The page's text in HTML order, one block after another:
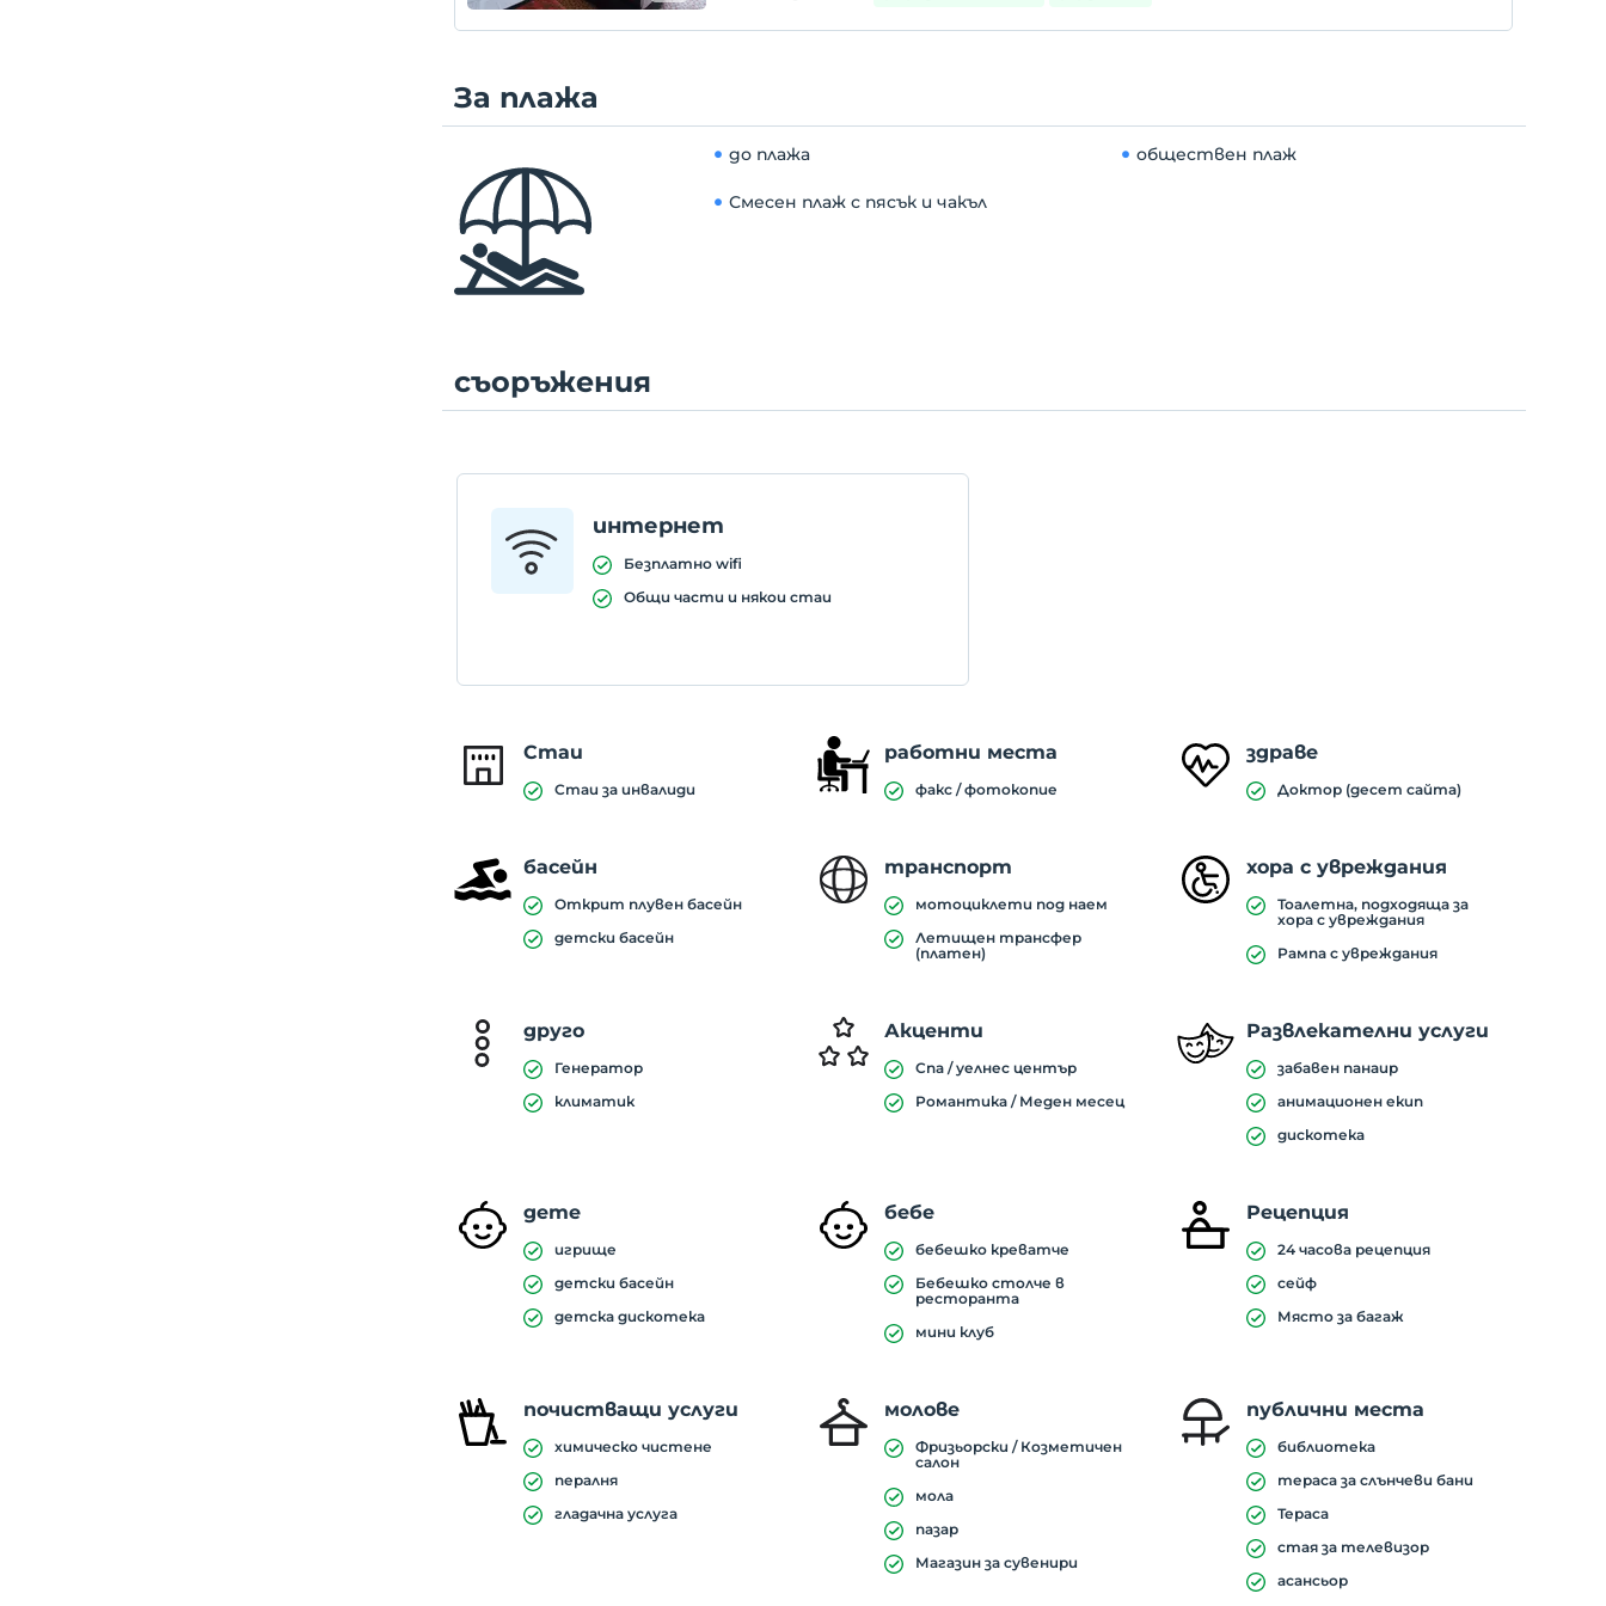
За плажа
до плажа обществен плаж
Смесен плаж с пясък и чакъл
съоръжения
интернет
Безплатно wifi
Общи части и някои стаи
Стаи
Стаи за инвалиди
работни места
факс / фотокопие
здраве
Доктор (десет сайта)
басейн
Открит плувен басейн
детски басейн
транспорт
мотоциклети под наем
Летищен трансфер
(платен)
хора с увреждания
Тоалетна, подходяща за
хора с увреждания
Рампа с увреждания
друго
Генератор
климатик
Акценти
Спа / уелнес център
Романтика / Меден месец
Развлекателни услуги
забавен панаир
анимационен екип
дискотека
дете
игрище
детски басейн
детска дискотека
бебе
бебешко креватче
Бебешко столче в
ресторанта
мини клуб
Рецепция
24 часова рецепция
сейф
Място за багаж
почистващи услуги
химическо чистене
пералня
гладачна услуга
молове
Фризьорски / Козметичен
салон
мола
пазар
Магазин за сувенири
публични места
библиотека
тераса за слънчеви бани
Тераса
стая за телевизор
асансьор